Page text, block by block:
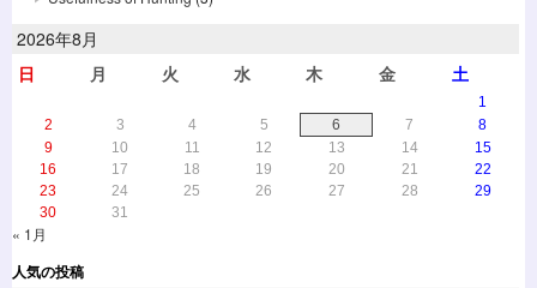
2026年8月
日
月 火 水 木 金 土
1
2
3 4 5 6 7
8
9
10 11 12 13 14
15
16
17 18 19 20 21
22
23
24 25 26 27 28
29
30
31
« 1月
人気の投稿